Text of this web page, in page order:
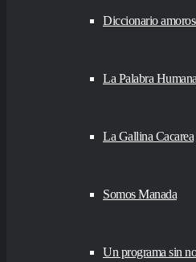
Diccionario
La Palabra Humana
La Gallina Cacarea
Somos Manada
Un programa sin